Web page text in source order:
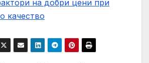
на добри цени при
качество